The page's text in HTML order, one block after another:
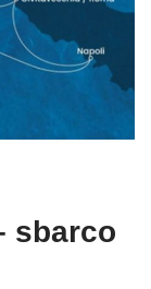
sbarco